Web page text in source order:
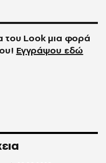
του Look μια φορά
Εγγράψου εδώ